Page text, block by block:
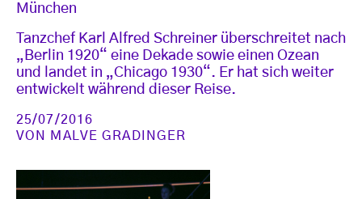
München
Tanzchef Karl Alfred Schreiner überschreitet nach
„Berlin 1920“ eine Dekade sowie einen Ozean
und landet in „Chicago 1930“. Er hat sich weiter
entwickelt während dieser Reise.
25/07/2016
VON MALVE GRADINGER